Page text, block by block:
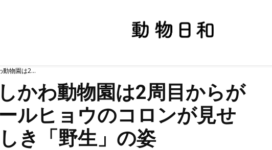
動物園は2...
かわ動物園は2周目からが
ルヒョウのコロンが見せ
き「野生」の姿